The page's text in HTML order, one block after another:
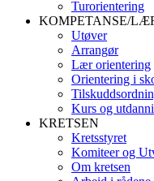
Turorientering
KOMPETANSE/
Utøver
Arrangør
Lær orientering
Orientering i
Kurs og
KRETSEN
Kretsstyret
Komiteer og
Om kretsen